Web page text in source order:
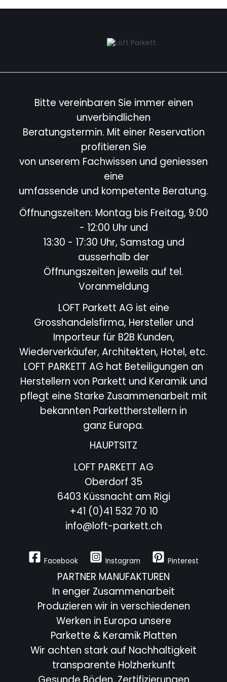
Bitte vereinbaren Sie immer einen
unverbindlichen
Beratungstermin. Mit einer Reservation
profitieren Sie
von unserem Fachwissen und geniessen
eine
umfassende und kompetente Beratung.
Öffnungszeiten: Montag bis Freitag, 9:00
- 12:00 Uhr und
13:30 - 17:30 Uhr, Samstag und
ausserhalb der
Öffnungszeiten jeweils auf tel.
Voranmeldung
LOFT Parkett AG ist eine
Grosshandelsfirma, Hersteller und
Importeur für B2B Kunden,
Wiederverkäufer, Architekten, Hotel, etc.
LOFT PARKETT AG hat Beteiligungen an
Herstellern von Parkett und Keramik und
pflegt eine Starke Zusammenarbeit mit
bekannten Parkettherstellern in
ganz Europa.
HAUPTSITZ
LOFT PARKETT AG
Oberdorf 35
6403 Küssnacht am Rigi
+41 (0)41 532 70 10
info@loft-parkett.ch
Facebook Instagram Pinterest
PARTNER MANUFAKTUREN
In enger Zusammenarbeit
Produzieren wir in verschiedenen
Werken in Europa unsere
Parkette & Keramik Platten
Wir achten stark auf Nachhaltigkeit
transparente Holzherkunft